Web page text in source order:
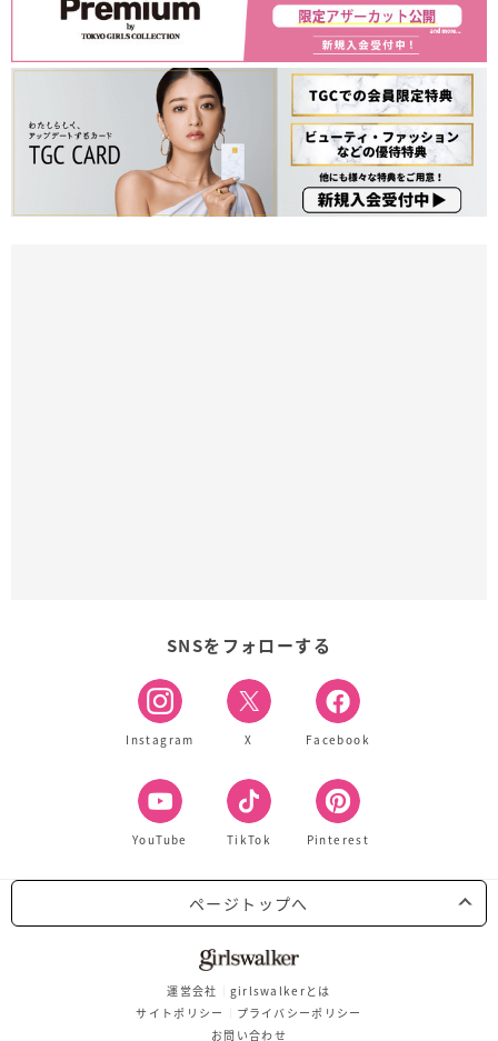
SNSをフォローする
Instagram X Facebook
YouTube TikTok Pinterest
ページトップへ
運営会社
girlswalkerとは
サイトポリシー
プライバシーポリシー
お問い合わせ